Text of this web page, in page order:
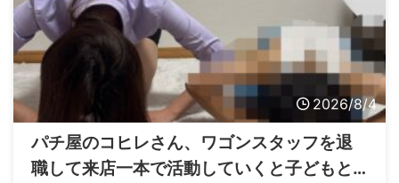
2026/8/4
パチ屋のコヒレさん、ワゴンスタッフを退
職して来店一本で活動していくと子どもと